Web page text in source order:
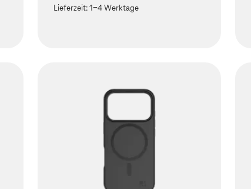
Lieferzeit:1-4 Werktage